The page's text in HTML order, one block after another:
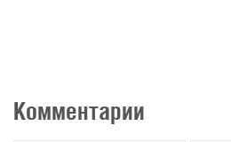
Комментарии